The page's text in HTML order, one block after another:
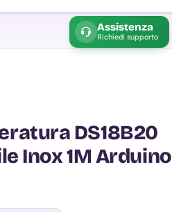
Assistenza
Richiedi supporto
DS18B20
Inox 1M Arduino